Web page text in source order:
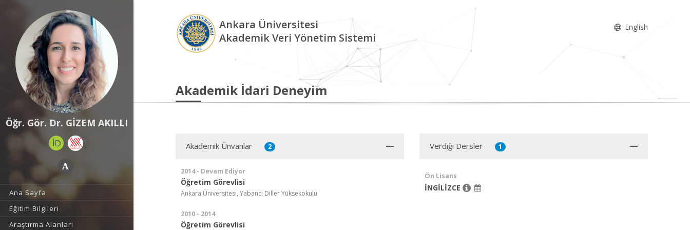
Öğr. Gör. Dr. GİZEM AKILLI
Ana Sayfa
Eğitim Bilgileri
Araştırma Alanları
Ankara Üniversitesi
Akademik Veri Yönetim Sistemi
English
Akademik İdari Deneyim
Akademik Ünvanlar 2
2014 - Devam Ediyor
Öğretim Görevlisi
Ankara Üniversitesi, Yabancı Diller Yüksekokulu
2010 - 2014
Öğretim Görevlisi
Verdiği Dersler 1
Ön Lisans
İNGİLİZCE